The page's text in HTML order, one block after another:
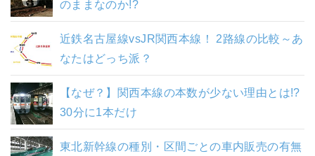
のままなのか!?
近鉄名古屋線vsJR関西本線！ 2路線の比較～あ
なたはどっち派？
【なぜ？】関西本線の本数が少ない理由とは!?
30分に1本だけ
東北新幹線の種別・区間ごとの車内販売の有無